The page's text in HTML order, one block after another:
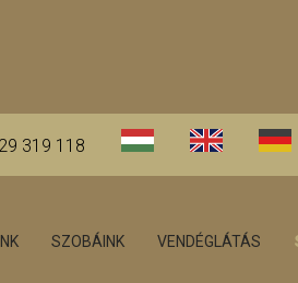
319 118
SZOBÁINK VENDÉGLÁTÁS